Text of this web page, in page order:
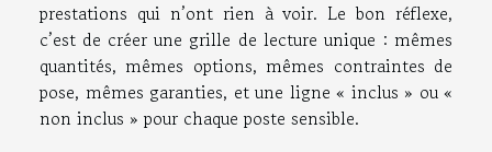
prestations qui n’ont rien à voir. Le bon réflexe,
c’est de créer une grille de lecture unique : mêmes
quantités, mêmes options, mêmes contraintes de
pose, mêmes garanties, et une ligne « inclus » ou «
non inclus » pour chaque poste sensible.